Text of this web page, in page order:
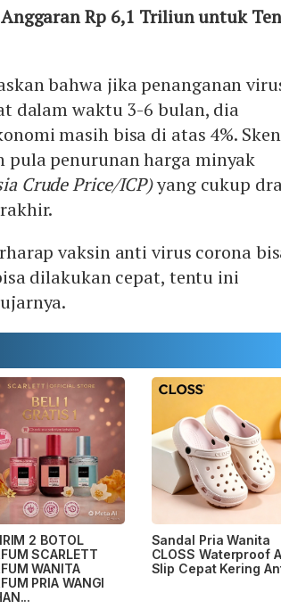
Rp 6,1 Triliun untuk
bahwa jika penanganan
dalam waktu 3-6 bulan, dia
masih bisa di atas 4%.
penurunan harga minyak
Crude Price/ICP)yang cukup
vaksin anti virus corona
dilakukan cepat, tentu ini
2 BOTOL
SCARLETT
WANITA
PRIA WANGI
Sandal Pria Wanita
CLOSS Waterproof
Slip Cepat Kering